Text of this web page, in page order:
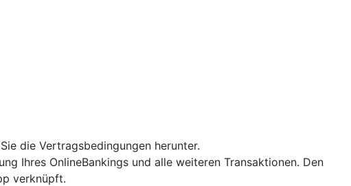
die Vertragsbedingungen herunter.
Ihres OnlineBankings und alle weiteren Transaktionen. Den
verknüpft.